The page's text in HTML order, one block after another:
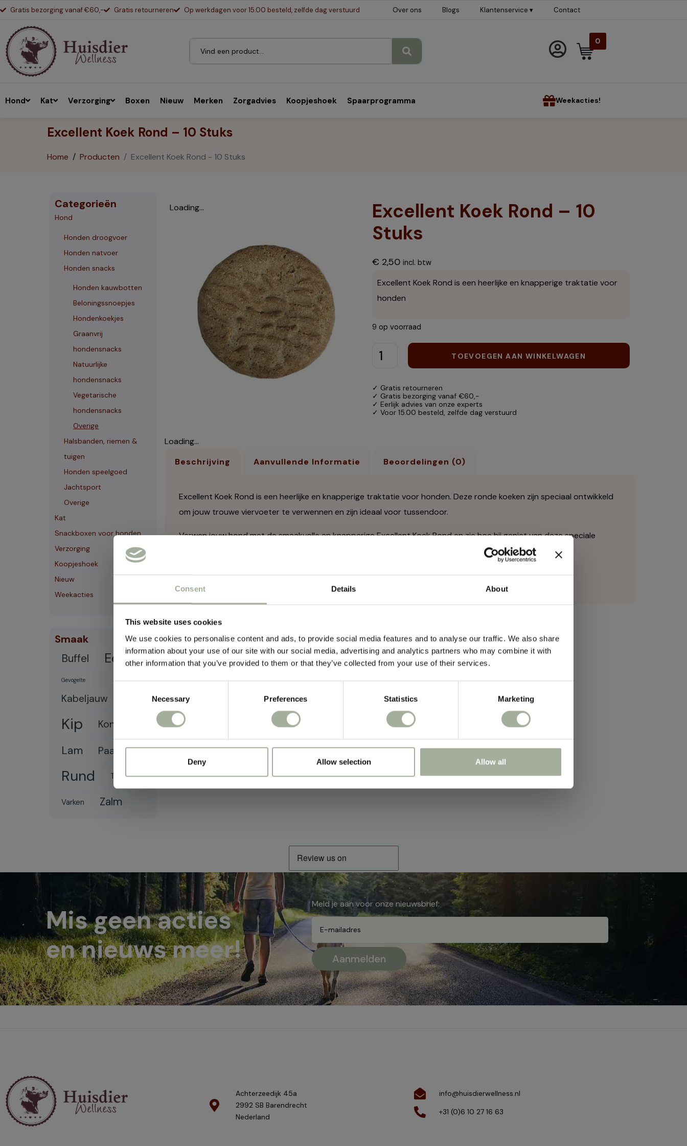
Consent Details About
This website uses cookies
We use cookies to personalise content and ads, to provide social media features and to analyse our traffic. We also share
information about your use of our site with our social media, advertising and analytics partners who may combine it with
other information that you’ve provided to them or that they’ve collected from your use of their services.
Necessary Preferences Statistics Marketing
Deny Allow selection Allow all
Gratis bezorging vanaf €60,- Gratis retourneren Op werkdagen voor 15.00 besteld, zelfde dag verstuurd Over ons Blogs Klantenservice ▾ Contact
0
Hond Kat Verzorging Boxen Nieuw Merken Zorgadvies Koopjeshoek Spaarprogramma Weekacties!
Excellent Koek Rond – 10 Stuks
Home Producten Excellent Koek Rond - 10 Stuks
Categorieën
Hond
Honden droogvoer
Honden natvoer
Honden snacks
Honden kauwbotten
Beloningssnoepjes
Hondenkoekjes
Graanvrij
hondensnacks
Natuurlijke
hondensnacks
Vegetarische
hondensnacks
Overige
Halsbanden, riemen &
tuigen
Honden speelgoed
Jachtsport
Overige
Kat
Snackboxen voor honden
Verzorging
Koopjeshoek
Nieuw
Weekacties
Smaak
Buffel Eend
Gevogelte
Kabeljauw
Kip Konijn
Lam Paard
Rund Tonijn
Varken Zalm
Loading...
Excellent Koek Rond – 10
Stuks
€ 2,50 incl. btw
Excellent Koek Rond is een heerlijke en knapperige traktatie voor
honden
9 op voorraad
TOEVOEGEN AAN WINKELWAGEN
✓ Gratis retourneren
✓ Gratis bezorging vanaf €60,-
✓ Eerlijk advies van onze experts
✓ Voor 15.00 besteld, zelfde dag verstuurd
Loading...
Beschrijving
Aanvullende Informatie Beoordelingen (0)
Excellent Koek Rond is een heerlijke en knapperige traktatie voor honden. Deze ronde koeken zijn speciaal ontwikkeld
om jouw trouwe viervoeter te verwennen en zijn ideaal voor tussendoor.
Verwen jouw hond met de smaakvolle en knapperige Excellent Koek Rond en zie hoe hij geniet van deze speciale
Voorheen waren dit de jack doggie koeken.
Mis geen acties
en nieuws meer!
Meld je aan voor onze nieuwsbrief:
Achterzeedijk 45a
2992 SB Barendrecht
Nederland
info@huisdierwellness.nl
+31 (0)6 10 27 16 63
Mis geen acties en
Meld je aan voor de nieuwsbrief